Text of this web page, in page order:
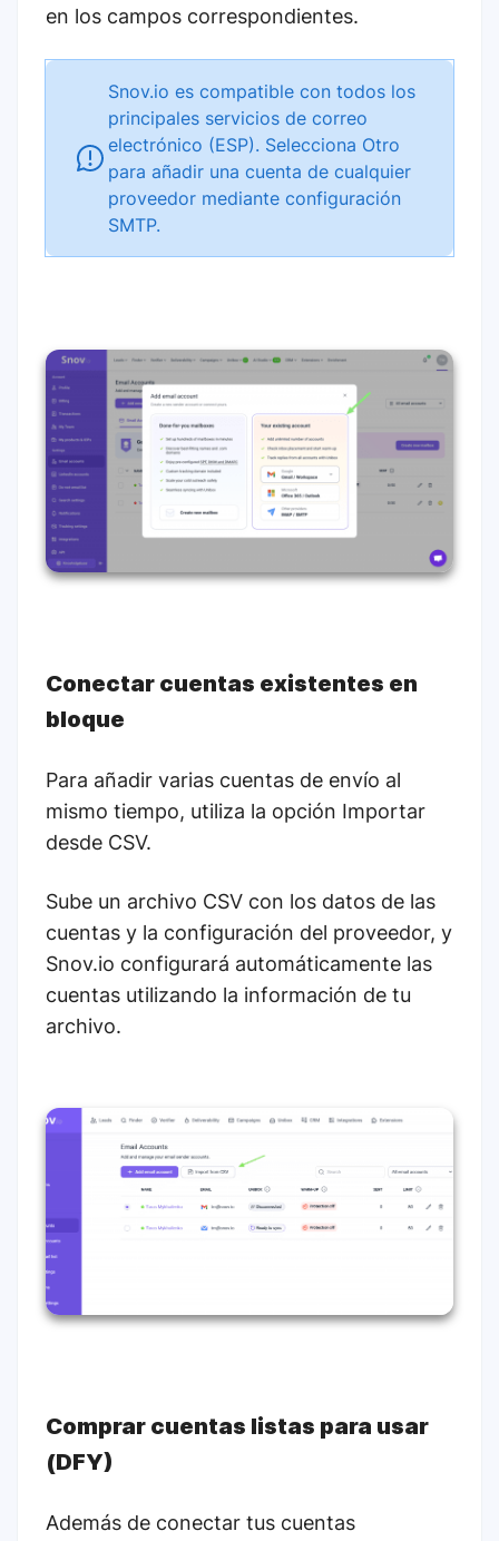
en los campos correspondientes.
Snov.io es compatible con todos los
principales servicios de correo
electrónico (ESP). Selecciona Otro
para añadir una cuenta de cualquier
proveedor mediante configuración
SMTP.
Conectar cuentas existentes en
bloque
Para añadir varias cuentas de envío al
mismo tiempo, utiliza la opción Importar
desde CSV.
Sube un archivo CSV con los datos de las
cuentas y la configuración del proveedor, y
Snov.io configurará automáticamente las
cuentas utilizando la información de tu
archivo.
Comprar cuentas listas para usar
(DFY)
Además de conectar tus cuentas